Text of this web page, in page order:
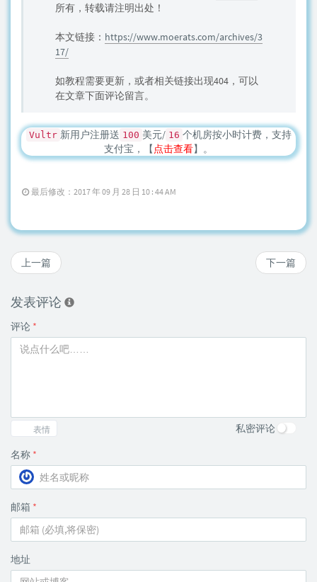
所有，转载请注明出处！
本文链接： https://www.moerats.com/archives/3
17/
如教程需要更新，或者相关链接出现404，可以
在文章下面评论留言。
Vultr 新用户注册送 100 美元/ 16 个机房按小时计费，支持
支付宝，【 点击查看】。
最后修改：2017 年 09 月 28 日 10 : 44 AM
下一篇
上一篇
发表评论
评论 *
表情 私密评论
名称 *
邮箱 *
地址